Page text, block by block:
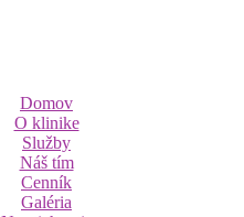
Domov
O klinike
Služby
Náš tím
Cenník
Galéria